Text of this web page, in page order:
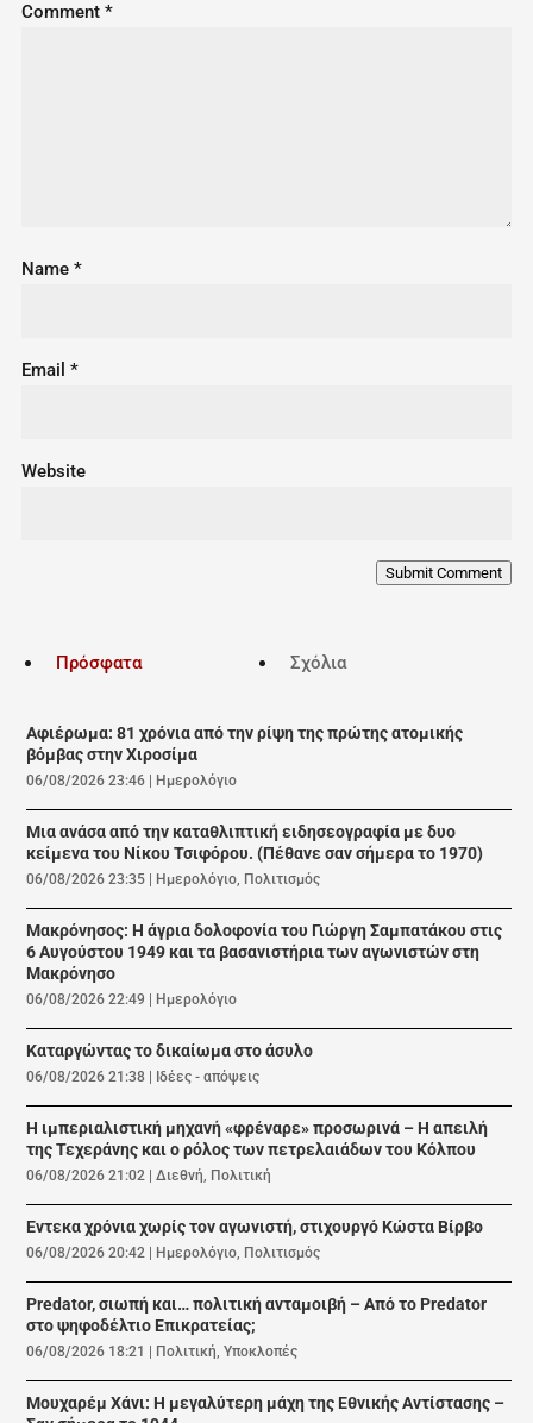
Comment *
Name *
Email *
Website
Submit Comment
Πρόσφατα Σχόλια
Αφιέρωμα: 81 χρόνια από την ρίψη της πρώτης ατομικής
βόμβας στην Χιροσίμα
06/08/2026 23:46 Ημερολόγιο
Μια ανάσα από την καταθλιπτική ειδησεογραφία με δυο
κείμενα του Νίκου Τσιφόρου. (Πέθανε σαν σήμερα το 1970)
06/08/2026 23:35 Ημερολόγιο, Πολιτισμός
Μακρόνησος: Η άγρια δολοφονία του Γιώργη Σαμπατάκου στις
6 Αυγούστου 1949 και τα βασανιστήρια των αγωνιστών στη
Μακρόνησο
06/08/2026 22:49 Ημερολόγιο
Καταργώντας το δικαίωμα στο άσυλο
06/08/2026 21:38 Ιδέες - απόψεις
Η ιμπεριαλιστική μηχανή «φρέναρε» προσωρινά – Η απειλή
της Τεχεράνης και ο ρόλος των πετρελαιάδων του Κόλπου
06/08/2026 21:02 |Διεθνή, Πολιτική
Εντεκα χρόνια χωρίς τον αγωνιστή, στιχουργό Κώστα Βίρβο
06/08/2026 20:42 Ημερολόγιο, Πολιτισμός
Predator, σιωπή και… πολιτική ανταμοιβή – Από το Predator
στο ψηφοδέλτιο Επικρατείας;
06/08/2026 18:21 Πολιτική,Υποκλοπές
Μουχαρέμ Χάνι: Η μεγαλύτερη μάχη της Εθνικής Αντίστασης –